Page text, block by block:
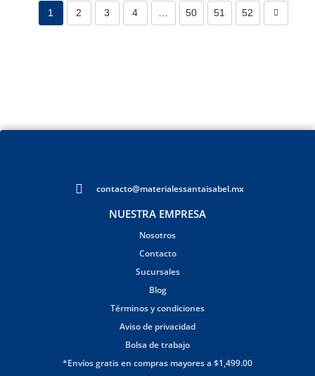
1 2 3 4 50 51 52
contacto@materialessantaisabel.mx
NUESTRA EMPRESA
Nosotros
Contacto
Sucursales
Blog
Términos y condiciones
Aviso de privacidad
Bolsa de trabajo
*Envíos gratis en compras mayores a $1,499.00